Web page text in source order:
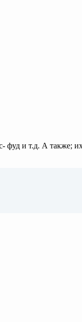
и т.д. А также;